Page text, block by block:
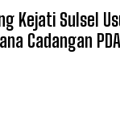
Kejati Sulsel
Cadangan